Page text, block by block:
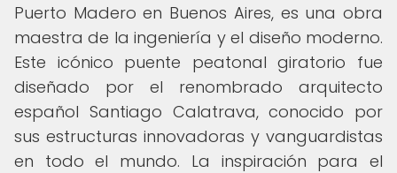
Puerto Madero en Buenos Aires, es una obra
maestra de la ingeniería y el diseño moderno.
Este icónico puente peatonal giratorio fue
diseñado por el renombrado arquitecto
español Santiago Calatrava, conocido por
sus estructuras innovadoras y vanguardistas
en todo el mundo. La inspiración para el